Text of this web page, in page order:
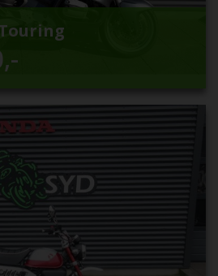
Touring
,-